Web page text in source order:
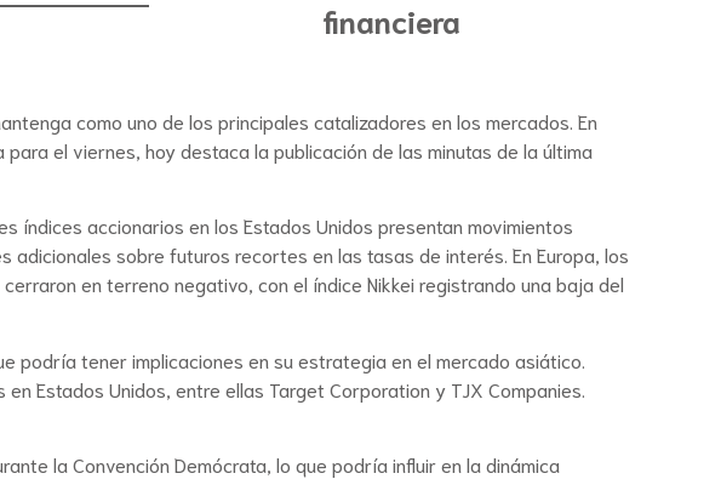
financiera
como uno de los principales catalizadores en los mercados. En
el viernes, hoy destaca la publicación de las minutas de la última
índices accionarios en los Estados Unidos presentan movimientos
sobre futuros recortes en las tasas de interés. En Europa, los
en terreno negativo, con el índice Nikkei registrando una baja del
podría tener implicaciones en su estrategia en el mercado asiático.
Estados Unidos, entre ellas Target Corporation y TJX Companies.
la Convención Demócrata, lo que podría influir en la dinámica